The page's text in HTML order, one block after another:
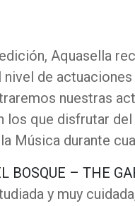
Aquasella
de
nuestras
los que disfrutar
Música durante
BOSQUE – THE
y muy